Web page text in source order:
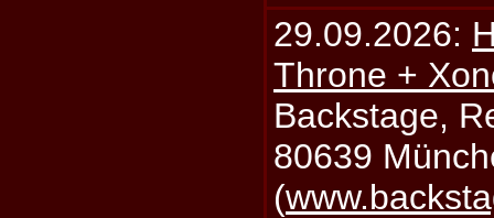
29.09.2026:
Throne +
Backstage,
80639
(